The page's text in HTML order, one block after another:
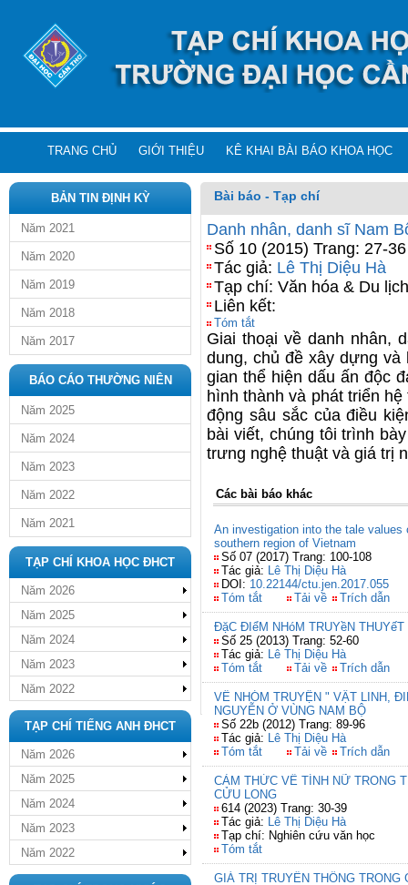
TRANG CHỦ GIỚI THIỆU KÊ KHAI BÀI BÁO KHOA HỌC
BẢN TIN ĐỊNH KỲ
Năm 2021
Năm 2020
Năm 2019
Năm 2018
Năm 2017
BÁO CÁO THƯỜNG NIÊN
Năm 2025
Năm 2024
Năm 2023
Năm 2022
Năm 2021
TẠP CHÍ KHOA HỌC ĐHCT
Năm 2026
Năm 2025
Năm 2024
Năm 2023
Năm 2022
TẠP CHÍ TIẾNG ANH ĐHCT
Năm 2026
Năm 2025
Năm 2024
Năm 2023
Năm 2022
Bài báo - Tạp chí
Danh nhân, danh sĩ Nam
Số 10 (2015) Trang: 27-36
Tác giả: Lê Thị Diệu Hà
Tạp chí: Văn hóa & Du lịch
Liên kết:
Tóm tắt
Giai thoại về danh nhân,
dung, chủ đề xây dựng và
gian thể hiện dấu ấn độc
hình thành và phát triển
động sâu sắc của điều
bài viết, chúng tôi trình
trưng nghệ thuật và giá trị
Các bài báo khác
An investigation into the tale values
southern region of Vietnam
Số 07 (2017) Trang: 100-108
Tác giả: Lê Thị Diệu Hà
DOI: 10.22144/ctu.jen.2017.055
Tóm tắt
Tải về Trích dẫn
ĐặC ĐIểM NHóM TRUYềN
Số 25 (2013) Trang: 52-60
Tác giả: Lê Thị Diệu Hà
Tóm tắt
Tải về Trích dẫn
VỀ NHÓM TRUYỆN " VẬT LINH,
NGUYỄN Ở VÙNG NAM BỘ
Số 22b (2012) Trang: 89-96
Tác giả: Lê Thị Diệu Hà
Tóm tắt
Tải về Trích dẫn
CẢM THỨC VỀ TÍNH NỮ TRONG
CỬU LONG
614 (2023) Trang: 30-39
Tác giả: Lê Thị Diệu Hà
Tạp chí: Nghiên cứu văn học
Tóm tắt
GIÁ TRỊ TRUYỀN THỐNG